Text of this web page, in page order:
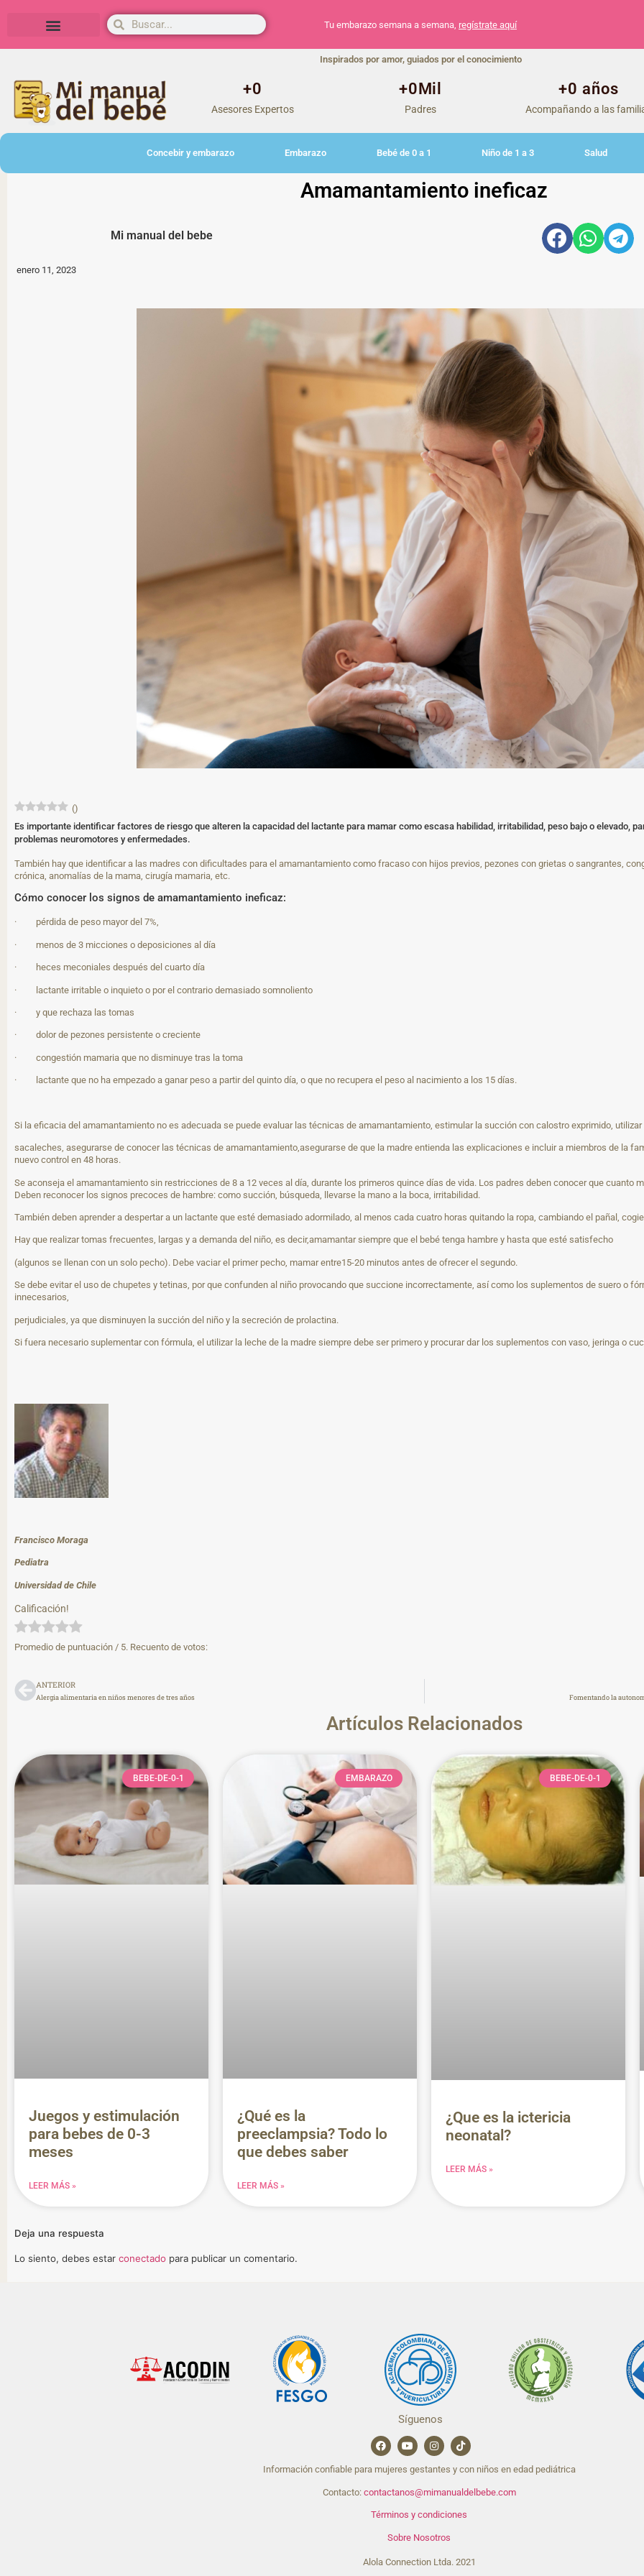
Tu embarazo semana a semana, regístrate aquí
Inspirados por amor, guiados por el conocimiento
Asesores Expertos
+0
Padres
+0Mil
Acompañando a las
+0 años
Concebir y embarazo Embarazo Bebé de 0 a 1 Niño de 1 a 3 Salud
Amamantamiento ineficaz
Mi manual del bebe
enero 11, 2023
()
Es importante identificar factores de riesgo que alteren la capacidad del lactante para mamar como escasa habilidad, irritabilidad, peso bajo o elevado,
problemas neuromotores y enfermedades.
También hay que identificar a las madres con dificultades para el amamantamiento como fracaso con hijos previos, pezones con grietas o sangrantes,
crónica, anomalías de la mama, cirugía mamaria, etc.
Cómo conocer los signos de amamantamiento ineficaz:
· pérdida de peso mayor del 7%,
· menos de 3 micciones o deposiciones al día
· heces meconiales después del cuarto día
· lactante irritable o inquieto o por el contrario demasiado somnoliento
· y que rechaza las tomas
· dolor de pezones persistente o creciente
· congestión mamaria que no disminuye tras la toma
· lactante que no ha empezado a ganar peso a partir del quinto día, o que no recupera el peso al nacimiento a los 15 días.
Si la eficacia del amamantamiento no es adecuada se puede evaluar las técnicas de amamantamiento, estimular la succión con calostro exprimido, utilizar
sacaleches, asegurarse de conocer las técnicas de amamantamiento,asegurarse de que la madre entienda las explicaciones e incluir a miembros de la
nuevo control en 48 horas.
Se aconseja el amamantamiento sin restricciones de 8 a 12 veces al día, durante los primeros quince días de vida. Los padres deben conocer que cuanto
Deben reconocer los signos precoces de hambre: como succión, búsqueda, llevarse la mano a la boca, irritabilidad.
También deben aprender a despertar a un lactante que esté demasiado adormilado, al menos cada cuatro horas quitando la ropa, cambiando el pañal,
Hay que realizar tomas frecuentes, largas y a demanda del niño, es decir,amamantar siempre que el bebé tenga hambre y hasta que esté satisfecho
(algunos se llenan con un solo pecho). Debe vaciar el primer pecho, mamar entre15-20 minutos antes de ofrecer el segundo.
Se debe evitar el uso de chupetes y tetinas, por que confunden al niño provocando que succione incorrectamente, así como los suplementos de suero o
innecesarios,
perjudiciales, ya que disminuyen la succión del niño y la secreción de prolactina.
Si fuera necesario suplementar con fórmula, el utilizar la leche de la madre siempre debe ser primero y procurar dar los suplementos con vaso, jeringa o
Francisco Moraga
Pediatra
Universidad de Chile
Calificación!
Promedio de puntuación / 5. Recuento de votos:
ANTERIOR
Alergia alimentaria en niños menores de tres años Fomentando la
Artículos Relacionados
BEBE-DE-0-1
Juegos y estimulación
para bebes de 0-3
meses
LEER MÁS »
EMBARAZO
¿Qué es la
preeclampsia? Todo lo
que debes saber
LEER MÁS »
BEBE-DE-0-1
¿Que es la ictericia
neonatal?
LEER MÁS »
Deja una respuesta
Lo siento, debes estar conectado para publicar un comentario.
Síguenos
Información confiable para mujeres gestantes y con niños en edad pediátrica
Contacto: contactanos@mimanualdelbebe.com
Términos y condiciones
Sobre Nosotros
Alola Connection Ltda. 2021